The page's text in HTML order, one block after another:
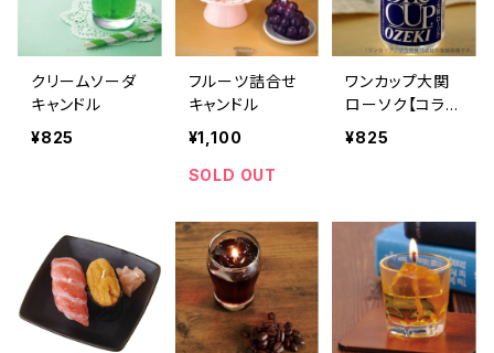
クリームソーダ
キャンドル
¥825
フルーツ詰合せ
キャンドル
¥1,100
SOLD OUT
ワンカップ大関
ローソク【コラボ
商品】
¥825